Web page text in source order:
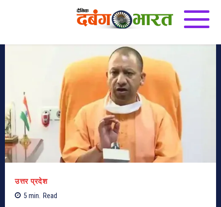
उत्तर प्रदेश
5 min. Read